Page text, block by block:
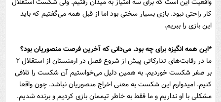
کار راحتی نبود. بازی بسیار سختی بود اما از قبل همه می‌گفتیم که باید
این بازی را ببریم.
*این همه انگیزه برای چه بود. می‌دانی که آخرین فرصت منصوریان بود؟
ما در رقابت‌های تدارکاتی پیش از شروع فصل در ارمنستان از استقلال ۲
بر صفر شکست خوردیم. به همین دلیل می‌خواستیم آن شکست را تلافی
کنیم. امیدوارم این شکست به معنی اخراج منصوریان نباشد. چون واقعا
مشکلی با او نداریم و ما فقط به خاطر تیممان بازی کردیم و برنده شدیم.